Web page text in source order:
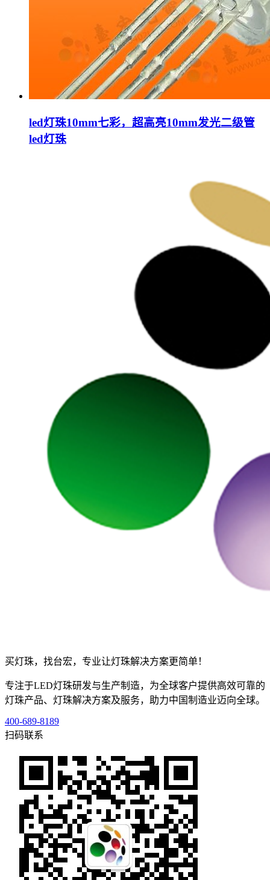
led灯珠10mm七彩，超高亮10mm发光二级管
led灯珠
买灯珠，找台宏，专业让灯珠解决方案更简单！
专注于LED灯珠研发与生产制造，为全球客户提供高效可靠的
灯珠产品、灯珠解决方案及服务，助力中国制造业迈向全球。
400-689-8189
扫码联系